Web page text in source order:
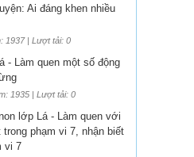
Ai đáng khen nhiều
1937 | Lượt tải: 0
- Làm quen một số động
1935 | Lượt tải: 0
lớp Lá - Làm quen với
phạm vi 7, nhận biết
vi 7